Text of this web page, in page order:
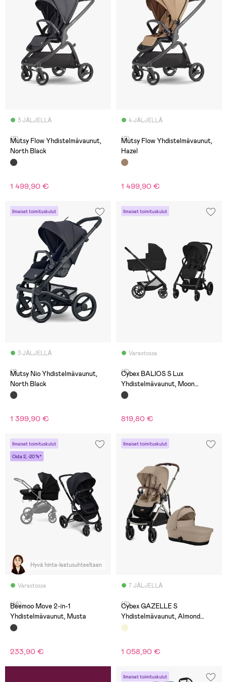
3 JÄLJELLÄ
(0)
Mutsy Flow Yhdistelmävaunut,
North Black
1 499,90 €
4 JÄLJELLÄ
(0)
Mutsy Flow Yhdistelmävaunut,
Hazel
1 499,90 €
Ilmaiset toimituskulut
3 JÄLJELLÄ
(1)
Mutsy Nio Yhdistelmävaunut,
North Black
1 399,90 €
Ilmaiset toimituskulut
Varastossa
(8)
Cybex BALIOS S Lux
Yhdistelmävaunut, Moon
Black/Black
819,80 €
Ilmaiset toimituskulut
Osta 2, -20 %*
Varastossa
Hyvä hinta-laatusuhteeltaan
(46)
Beemoo Move 2-in-1
Yhdistelmävaunut, Musta
233,90 €
Ilmaiset toimituskulut
7 JÄLJELLÄ
(0)
Cybex GAZELLE S
Yhdistelmävaunut, Almond
Beige/Taupe
1 058,90 €
Ilmaiset toimituskulut